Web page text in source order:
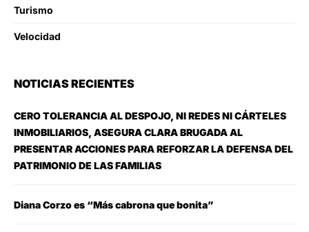
Turismo
Velocidad
NOTICIAS RECIENTES
CERO TOLERANCIA AL DESPOJO, NI REDES NI CÁRTELES
INMOBILIARIOS, ASEGURA CLARA BRUGADA AL
PRESENTAR ACCIONES PARA REFORZAR LA DEFENSA DEL
PATRIMONIO DE LAS FAMILIAS
Diana Corzo es “Más cabrona que bonita”